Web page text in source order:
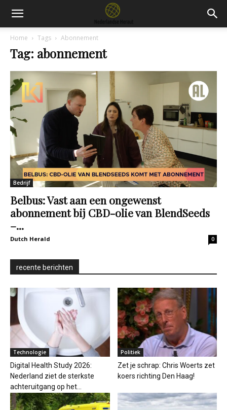
Home Tags Abonnement
Tag: abonnement
Bedrijf
Belbus: Vast aan een ongewenst
abonnement bij CBD-olie van BlendSeeds
–...
Dutch Herald 0
recente berichten
Technologie
Digital Health Study 2026:
Nederland ziet de sterkste
achteruitgang op het...
Politiek
Zet je schrap: Chris Woerts zet
koers richting Den Haag!